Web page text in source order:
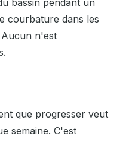
bassin pendant un
courbature dans les
Aucun n'est
que progresser veut
semaine. C'est